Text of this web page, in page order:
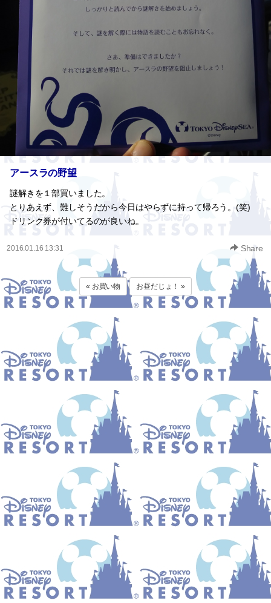
アースラの野望
謎解きを１部買いました。
とりあえず、難しそうだから今日はやらずに持って帰ろう。(笑)
ドリンク券が付いてるのが良いね。
2016.01.16 13:31 Share
« お買い物 お昼だじょ！ »